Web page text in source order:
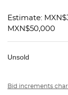
Estimate:
MXN$50,000
Unsold
Bid increments